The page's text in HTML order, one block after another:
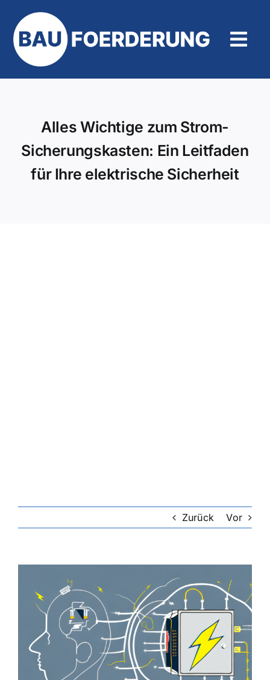
Inhalt
springen
Alles Wichtige zum Strom-
Sicherungskasten: Ein Leitfaden
für Ihre elektrische Sicherheit
Zurück Vor
grösseres